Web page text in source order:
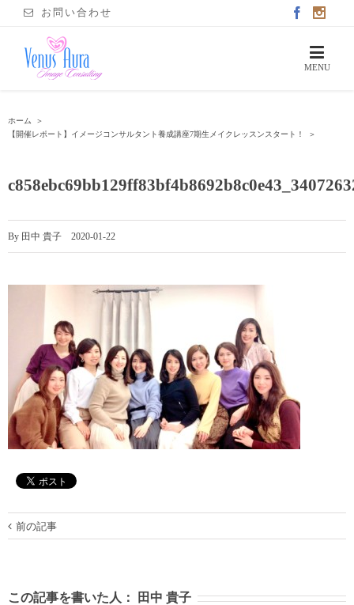
お問い合わせ
ホーム
＞
【開催レポート】イメージコンサルタント養成講座7期生メイクレッスンスタート！
＞
By 田中 貴子 2020-01-22
前の記事
この記事を書いた人： 田中 貴子